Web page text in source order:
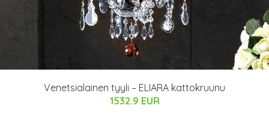
Venetsialainen tyyli – ELIARA kattokruunu
1532.9 EUR